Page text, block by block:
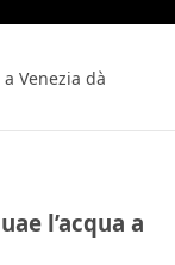
Venezia dà
l’acqua a